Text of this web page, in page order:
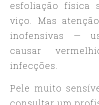
esfoliação física
viço. Mas
inofensivas —
causar
infecções.
Pele muito